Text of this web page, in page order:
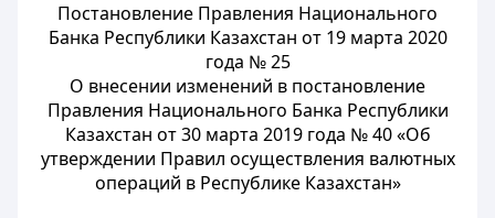
Постановление Правления Национального
Банка Республики Казахстан от 19 марта 2020
года № 25
О внесении изменений в постановление
Правления Национального Банка Республики
Казахстан от 30 марта 2019 года № 40 «Об
утверждении Правил осуществления валютных
операций в Республике Казахстан»